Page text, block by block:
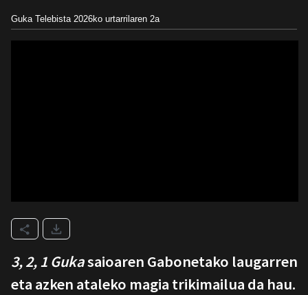
Guka Telebista 2026ko urtarrilaren 2a
3, 2, 1 Gukasaioaren Gabonetako laugarren
eta azken ataleko magia trikimailua da hau.